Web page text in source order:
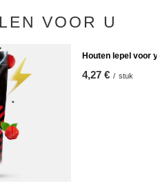
VOOR U
Houten lepel voor
4,27 € / stuk